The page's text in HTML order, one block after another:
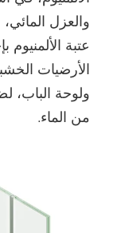
والعزل
عتبة
الأرضيات
ولوحة الباب،
من الماء.